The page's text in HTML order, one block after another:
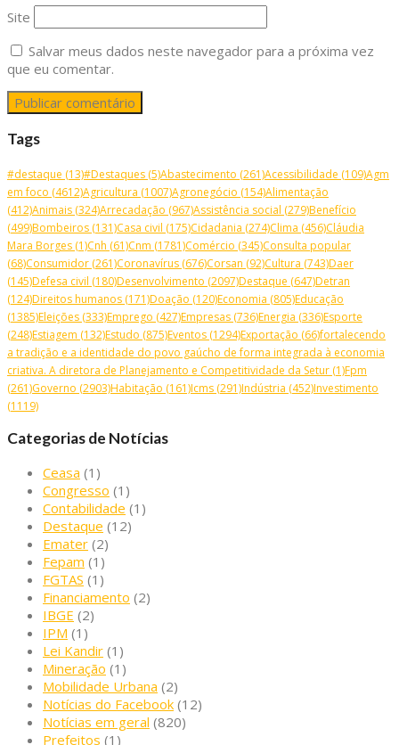
Site
Salvar meus dados neste navegador para a próxima vez
que eu comentar.
Tags
#destaque (13)#Destaques (5)Abastecimento (261)Acessibilidade (109)Agm
em foco (4612)Agricultura (1007)Agronegócio (154)Alimentação
(412)Animais (324)Arrecadação (967)Assistência social (279)Benefício
(499)Bombeiros (131)Casa civil (175)Cidadania (274)Clima (456)Cláudia
Mara Borges (1)Cnh (61)Cnm (1781)Comércio (345)Consulta popular
(68)Consumidor (261)Coronavírus (676)Corsan (92)Cultura (743)Daer
(145)Defesa civil (180)Desenvolvimento (2097)Destaque (647)Detran
(124)Direitos humanos (171)Doação (120)Economia (805)Educação
(1385)Eleições (333)Emprego (427)Empresas (736)Energia (336)Esporte
(248)Estiagem (132)Estudo (875)Eventos (1294)Exportação (66)fortalecendo
a tradição e a identidade do povo gaúcho de forma integrada à economia
criativa. A diretora de Planejamento e Competitividade da Setur (1)Fpm
(261)Governo (2903)Habitação (161)Icms (291)Indústria (452)Investimento
(1119)
Categorias de Notícias
Ceasa (1)
Congresso (1)
Contabilidade (1)
Destaque (12)
Emater (2)
Fepam (1)
FGTAS (1)
Financiamento (2)
IBGE (2)
IPM (1)
Lei Kandir (1)
Mineração (1)
Mobilidade Urbana (2)
Notícias do Facebook (12)
Notícias em geral (820)
Prefeitos (1)